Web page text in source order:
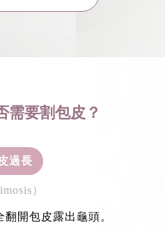
需要割包皮？
過長
）
開包皮露出龜頭。